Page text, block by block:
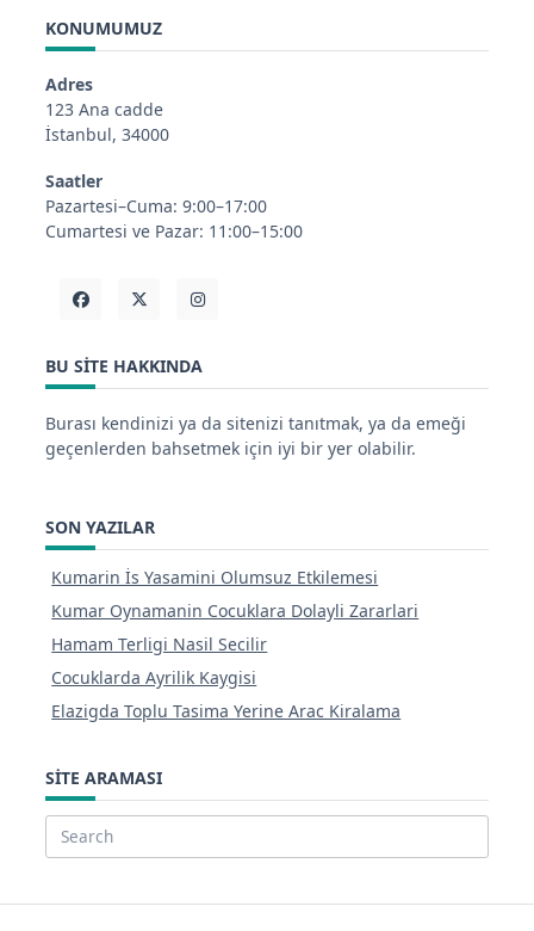
KONUMUMUZ
Adres
123 Ana cadde
İstanbul, 34000
Saatler
Pazartesi–Cuma: 9:00–17:00
Cumartesi ve Pazar: 11:00–15:00
BU SITE HAKKINDA
Burası kendinizi ya da sitenizi tanıtmak, ya da emeği
geçenlerden bahsetmek için iyi bir yer olabilir.
SON YAZILAR
Kumarin İs Yasamini Olumsuz Etkilemesi
Kumar Oynamanin Cocuklara Dolayli Zararlari
Hamam Terligi Nasil Secilir
Cocuklarda Ayrilik Kaygisi
Elazigda Toplu Tasima Yerine Arac Kiralama
SITE ARAMASI
Search